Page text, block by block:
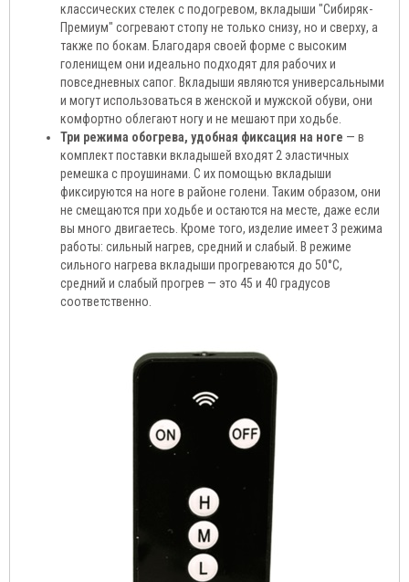
классических стелек с подогревом, вкладыши "Сибиряк-
Премиум" согревают стопу не только снизу, но и сверху, а
также по бокам. Благодаря своей форме с высоким
голенищем они идеально подходят для рабочих и
повседневных сапог. Вкладыши являются универсальными
и могут использоваться в женской и мужской обуви, они
комфортно облегают ногу и не мешают при ходьбе.
Три режима обогрева, удобная фиксация на ноге — в
комплект поставки вкладышей входят 2 эластичных
ремешка с проушинами. С их помощью вкладыши
фиксируются на ноге в районе голени. Таким образом, они
не смещаются при ходьбе и остаются на месте, даже если
вы много двигаетесь. Кроме того, изделие имеет 3 режима
работы: сильный нагрев, средний и слабый. В режиме
сильного нагрева вкладыши прогреваются до 50°С,
средний и слабый прогрев — это 45 и 40 градусов
соответственно.